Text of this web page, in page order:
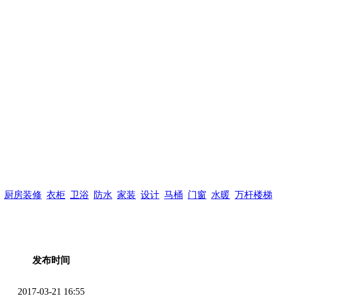
厨房装修 衣柜 卫浴 防水 家装 设计 马桶 门窗 水暖 万杆楼梯
发布时间
2017-03-21 16:55